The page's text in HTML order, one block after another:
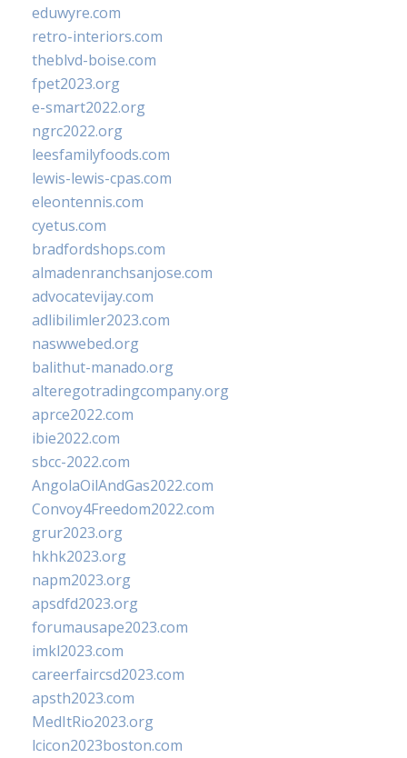
eduwyre.com
retro-interiors.com
theblvd-boise.com
fpet2023.org
e-smart2022.org
ngrc2022.org
leesfamilyfoods.com
lewis-lewis-cpas.com
eleontennis.com
cyetus.com
bradfordshops.com
almadenranchsanjose.com
advocatevijay.com
adlibilimler2023.com
naswwebed.org
balithut-manado.org
alteregotradingcompany.org
aprce2022.com
ibie2022.com
sbcc-2022.com
AngolaOilAndGas2022.com
Convoy4Freedom2022.com
grur2023.org
hkhk2023.org
napm2023.org
apsdfd2023.org
forumausape2023.com
imkl2023.com
careerfaircsd2023.com
apsth2023.com
MedItRio2023.org
lcicon2023boston.com